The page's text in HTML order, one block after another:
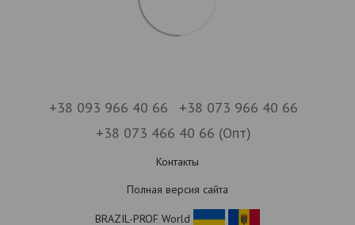
+38 093 966 40 66
+38 073 966 40 66
+38 073 466 40 66 (Опт)
Контакты
Полная версия сайта
BRAZIL-PROF World